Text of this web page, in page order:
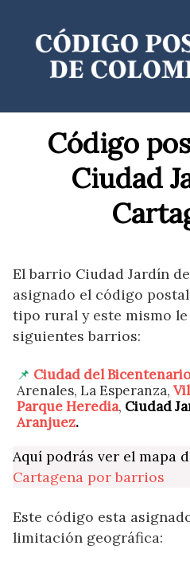
contenido
Código
Ciudad
El barrio Ciudad Jardín
asignado el código
tipo rural y este mismo
siguientes barrios:
Ciudad del Bicentenario
Arenales, La Esperanza,
Parque Heredia, Ciudad
Aranjuez.
Aquí podrás ver el mapa
Cartagena por barrios
Este código esta
limitación geográfica: